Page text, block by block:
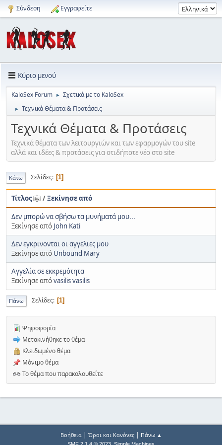
Σύνδεση Εγγραφείτε
Κύριο μενού
KaloSex Forum ► Σχετικά με το KaloSex
► Τεχνικά Θέματα & Προτάσεις
Τεχνικά Θέματα & Προτάσεις
Τεχνικά θέματα των λειτουργιών και των εφαρμογών του site
αλλά και ιδέες & προτάσεις για οτιδήποτε νέο στο site
Κάτω Σελίδες 1
Τίτλος /Ξεκίνησε από
Δεν μπορώ να σβήσω τα μυνήματά μου...
Ξεκίνησε από John Kati
Δεν εγκρινονται οι αγγελιες μου
Ξεκίνησε από Unbound Mary
Αγγελία σε εκκρεμότητα
Ξεκίνησε απόvasilis vasilis
Πάνω Σελίδες 1
Ψηφοφορία
Μετακινήθηκε το θέμα
Κλειδωμένο θέμα
Μόνιμο θέμα
Το θέμα που παρακολουθείτε
Βοήθεια| Όροι και Κανόνες| Πάνω ▲